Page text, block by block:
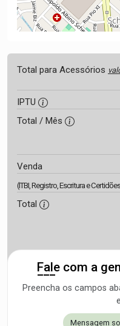
Total para Acessórios
IPTU
Total / Mês
Venda
(ITBI, Registro, Escritura e
Total
Fale com a
Preencha os campos
Mensagem